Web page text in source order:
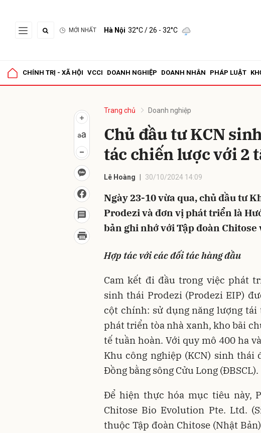
MỚI NHẤT Hà Nội 32°C/ 26 - 32°C
CHÍNH TRỊ - XÃ HỘI VCCI DOANH NGHIỆP DOANH NHÂN PHÁP LUẬT
Trang chủ Doanh nghiệp
Chủ đầu tư KCN
tác chiến lược với 2
Lê Hoàng 30/10/2024 14:09
Ngày 23-10 vừa qua, chủ đầu tư
Prodezi và đơn vị phát triển là
bản ghi nhớ với Tập đoàn Chitose
Hợp tác với các đối tác hàng đầu
Cam kết đi đầu trong việc phát
sinh thái Prodezi (Prodezi EIP)
cột chính: sử dụng năng lượng
phát triển tòa nhà xanh, kho bãi
tế tuần hoàn. Với quy mô 400 ha
Khu công nghiệp (KCN) sinh
Đồng bằng sông Cửu Long (ĐBSCL).
Để hiện thực hóa mục tiêu này,
Chitose Bio Evolution Pte. Ltd.
thuộc Tập đoàn Chitose (Nhật